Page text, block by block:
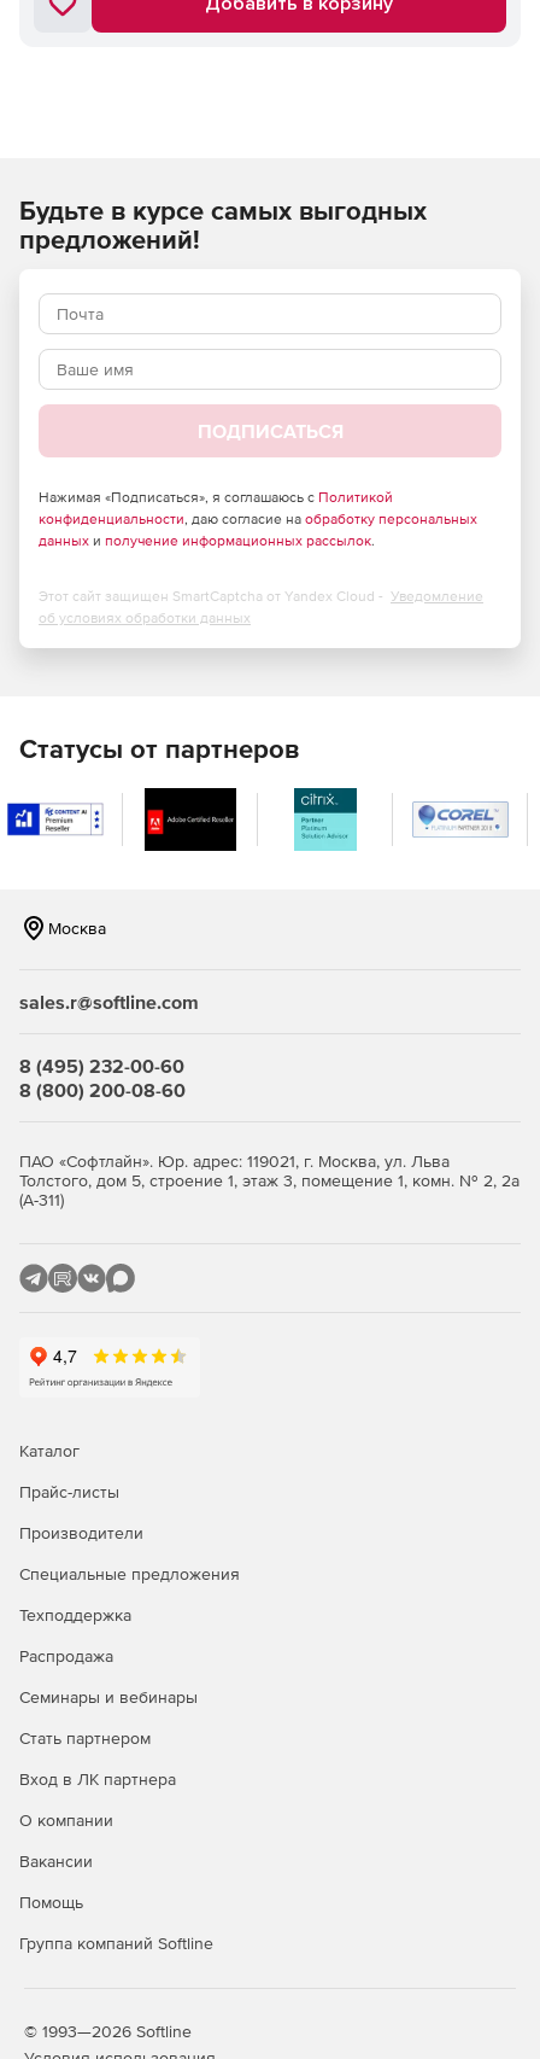
Будьте в курсе самых выгодных
предложений!
ПОДПИСАТЬСЯ
Нажимая «Подписаться», я соглашаюсь с Политикой
конфиденциальности, даю согласие на обработку персональных
данных и получение информационных рассылок.
Этот сайт защищен SmartCaptcha от Yandex Cloud - Уведомление
об условиях обработки данных
Статусы от партнеров
Москва
sales.r@softline.com
8 (495) 232-00-60
8 (800) 200-08-60
ПАО «Софтлайн». Юр. адрес: 119021, г. Москва, ул. Льва
Толстого, дом 5, строение 1, этаж 3, помещение 1, комн. № 2, 2а
(А-311)
Каталог
Прайс-листы
Производители
Специальные предложения
Техподдержка
Распродажа
Семинары и вебинары
Стать партнером
Вход в ЛК партнера
О компании
Вакансии
Помощь
Группа компаний Softline
© 1993—2026 Softline